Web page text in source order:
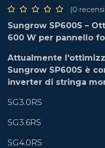
(0
Sungrow SP600S –
600 W per pannello
Attualmente
Sungrow SP600S è
inverter di stringa
SG3.0RS
SG3.6RS
SG4.0RS